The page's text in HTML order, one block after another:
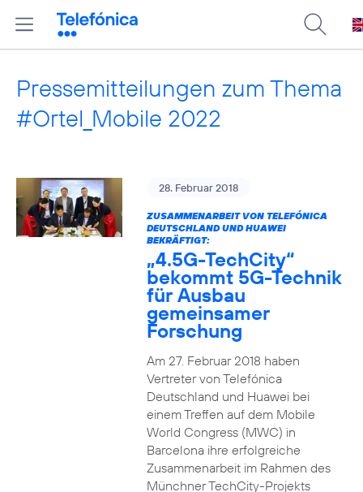
Pressemitteilungen zum Thema
#Ortel_Mobile 2022
28. Februar 2018
ZUSAMMENARBEIT VON TELEFÓNICA
DEUTSCHLAND UND HUAWEI
BEKRÄFTIGT:
„4.5G-TechCity“
bekommt 5G-Technik
für Ausbau
gemeinsamer
Forschung
Am 27. Februar 2018 haben
Vertreter von Telefónica
Deutschland und Huawei bei
einem Treffen auf dem Mobile
World Congress (MWC) in
Barcelona ihre erfolgreiche
Zusammenarbeit im Rahmen des
Münchner TechCity-Projekts